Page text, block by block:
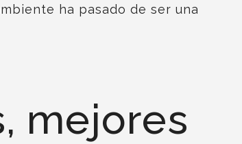
ha pasado de ser una
mejores